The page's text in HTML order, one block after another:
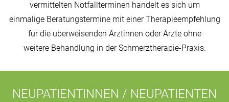
vermittelten Notfallterminen handelt es sich um
einmalige Beratungstermine mit einer Therapieempfehlung
für die überweisenden Ärztinnen oder Ärzte ohne
weitere Behandlung in der Schmerztherapie-Praxis.
NEUPATIENTINNEN / NEUPATIENTEN